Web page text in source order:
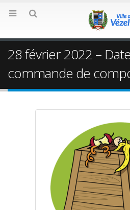
28 février 2022 –
commande de